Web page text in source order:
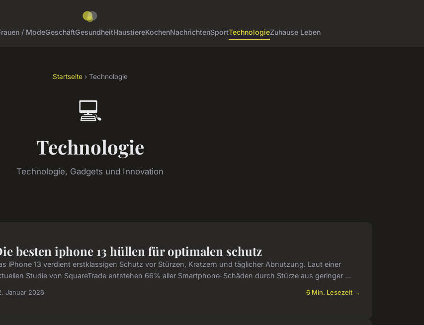
/ ModeGeschäftGesundheitHaustiereKochenNachrichtenSportTechnologieZuhause Leben
Startseite› Technologie
💻
Technologie
Technologie, Gadgets und Innovation
besten iphone 13 hüllen für optimalen schutz
iPhone 13 verdient erstklassigen Schutz vor Stürzen, Kratzern und täglicher Abnutzung. Laut einer
Studie von SquareTrade entstehen 66% aller Smartphone-Schäden durch Stürze aus geringer ...
Januar 2026 6 Min. Lesezeit →